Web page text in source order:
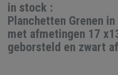
in stock :
Planchetten Grenen
met afmetingen 17
geborsteld en zwart